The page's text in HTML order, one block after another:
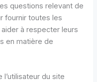
questions relevant de
fournir toutes les
à respecter leurs
en matière de
du site